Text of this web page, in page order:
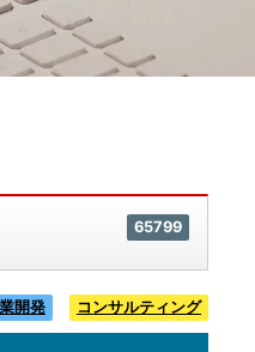
65799
開発 コンサルティング